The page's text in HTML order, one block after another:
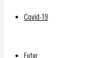
Covid-19
Futur